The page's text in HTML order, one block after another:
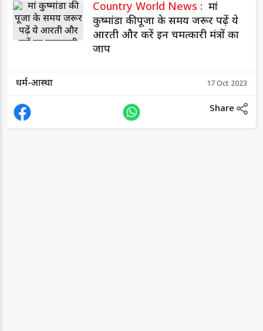
Country World News : मां
कुष्मांडा की पूजा के समय जरूर पढ़ें ये
आरती और करें इन चमत्कारी मंत्रों का
जाप
धर्म-आस्था 17 Oct 2023
Share